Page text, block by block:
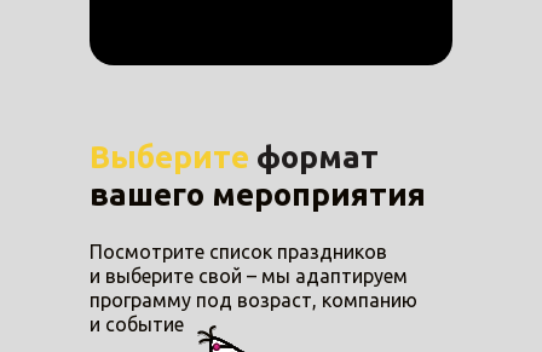
Посмотрите список праздников
и выберите свой – мы адаптируем
программу под возраст, компанию
и событие
Выберите формат
вашего мероприятия